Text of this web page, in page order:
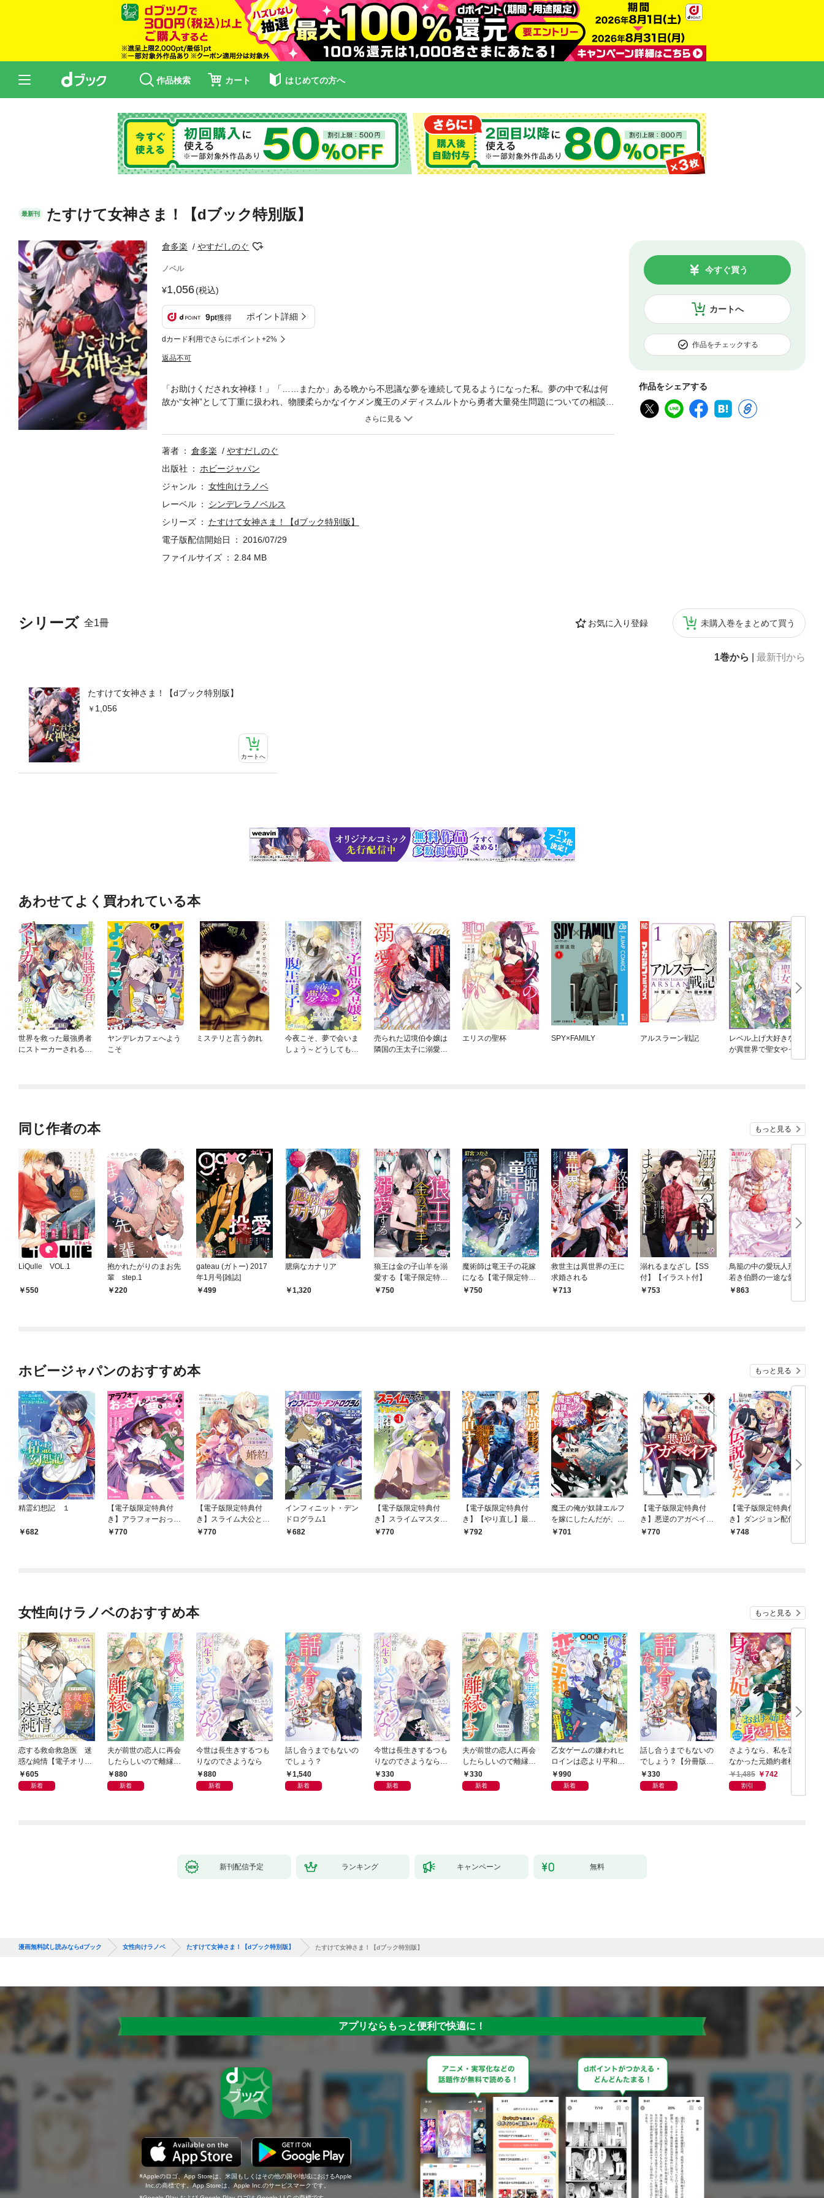
作品検索 カート はじめての方へ
最新刊 たすけて女神さま！【dブック特別版】
倉多楽 やすだしのぐ
ノベル
1,056(税込)
9pt獲得 ポイント詳細
dカード利用でさらにポイント+2%
返品不可
カートへ
今すぐ買う
作品をチェックする
作品をシェアする
シリーズ 全1冊 お気に入り登録 未購入巻をまとめて買う
1巻から 最新刊から
たすけて女神さま！【dブック特別版】
1,056
カートへ
「お助けくだされ女神様！」「……またか」ある晩から不思議な夢を連続して見るようになった私。夢の中で私は何
故か“女神”として丁重に扱われ、物腰柔らかなイケメン魔王のメディスムルトから勇者大量発生問題についての相談を
受けることに！＊イラストの一部を割愛しております。
著者 倉多楽
やすだしのぐ
出版社
ホビージャパン
ジャンル
女性向けラノベ
レーベル
シンデレラノベルス
シリーズ
たすけて女神さま！【dブック特別版】
電子版配信開始日
2016/07/29
ファイルサイズ
2.84 MB
あわせてよく買われている本
世界を救った最強勇者
にストーカーされる村
ヤンデレカフェへよう
こそ
ミステリと言う勿れ
今夜こそ、夢で会いま
しょう～どうしても行
売られた辺境伯令嬢は
隣国の王太子に溺愛さ
エリスの聖杯 SPY×FAMILY アルスラーン戦記
レベル上げ大好きな私
が異世界で聖女やって
同じ作者の本 もっと見る
LiQulle VOL.1
550
抱かれたがりのまお先
輩 step.1
220
gateau (ガトー) 2017
年1月号[雑誌]
499
臆病なカナリア
1,320
狼王は金の子山羊を溺
愛する【電子限定特典
付】750
魔術師は竜王子の花嫁
になる【電子限定特典
付】750
救世主は異世界の王に
求婚される
713
溺れるまなざし【SS
付】【イラスト付】
753
鳥籠の中の愛玩人形～
若き伯爵の一途な愛～
【初回限定SS付】【イ
ラスト付】【電子限定
863
ホビージャパンのおすすめ本 もっと見る
精霊幻想記 １
682
【電子版限定特典付
き】アラフォーおっさ
んはスローライフの夢
770
【電子版限定特典付
き】スライム大公と没
落令嬢のあんがい幸せ
770
インフィニット・デン
ドログラム1
682
【電子版限定特典付
き】スライムマスター
ちゃんのVRMMO1
770
【電子版限定特典付
き】【やり直し】最強
ダンジョン配信者！ 突
792
魔王の俺が奴隷エルフ
を嫁にしたんだが、ど
う愛でればいい？1
701
【電子版限定特典付
き】悪逆のアガペイア
1 ～恋愛RPG最強の
770
【電子版限定特典付
き】ダンジョン配信者
を救って大バズりした
転生陰陽師、うっかり
748
女性向けラノベのおすすめ本 もっと見る
恋する救命救急医 迷
惑な純情【電子オリジ
ナル】
605
新着
夫が前世の恋人に再会
したらしいので離縁し
ます880
新着
今世は長生きするつも
りなのでさようなら
880
新着
話し合うまでもないの
でしょう？
1,540
新着
今世は長生きするつも
りなのでさようなら
【分冊版】1
330
新着
夫が前世の恋人に再会
したらしいので離縁し
ます【分冊版】1
330
新着
乙女ゲームの嫌われヒ
ロインは恋より平和に
暮らしたい！（なのに
攻略対象たちがついて
990
新着
話し合うまでもないの
でしょう？【分冊版】
1 330
新着
さようなら、私を選ば
なかった元婚約者様。
一夜で大国君主の身ご
もり妃になりました
【電子限定SS付き】
1,485 742
割引
新刊配信予定 ランキング キャンペーン 無料
漫画無料試し読みならdブック 女性向けラノベ たすけて女神さま！【dブック特別版】 たすけて女神さま！【dブック特別版】
アプリならもっと便利で快適に！
Appleのロゴ、App Storeは、米国もしくはその他の国や地域におけるApple
Inc.の商標です。App Storeは、Apple Inc.のサービスマークです。